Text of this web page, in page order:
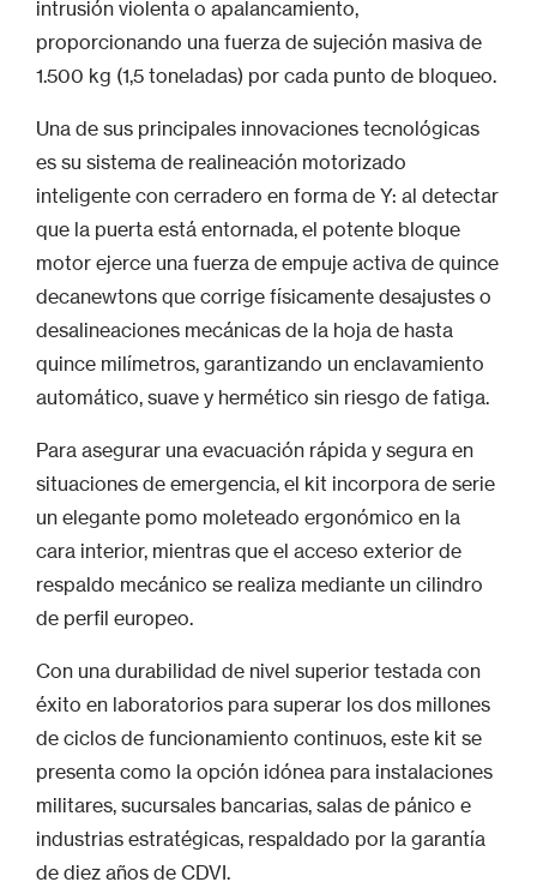
intrusión violenta o apalancamiento,
proporcionando una fuerza de sujeción masiva de
1.500 kg (1,5 toneladas) por cada punto de bloqueo.
Una de sus principales innovaciones tecnológicas
es su sistema de realineación motorizado
inteligente con cerradero en forma de Y: al detectar
que la puerta está entornada, el potente bloque
motor ejerce una fuerza de empuje activa de quince
decanewtons que corrige físicamente desajustes o
desalineaciones mecánicas de la hoja de hasta
quince milímetros, garantizando un enclavamiento
automático, suave y hermético sin riesgo de fatiga.
Para asegurar una evacuación rápida y segura en
situaciones de emergencia, el kit incorpora de serie
un elegante pomo moleteado ergonómico en la
cara interior, mientras que el acceso exterior de
respaldo mecánico se realiza mediante un cilindro
de perfil europeo.
Con una durabilidad de nivel superior testada con
éxito en laboratorios para superar los dos millones
de ciclos de funcionamiento continuos, este kit se
presenta como la opción idónea para instalaciones
militares, sucursales bancarias, salas de pánico e
industrias estratégicas, respaldado por la garantía
de diez años de CDVI.